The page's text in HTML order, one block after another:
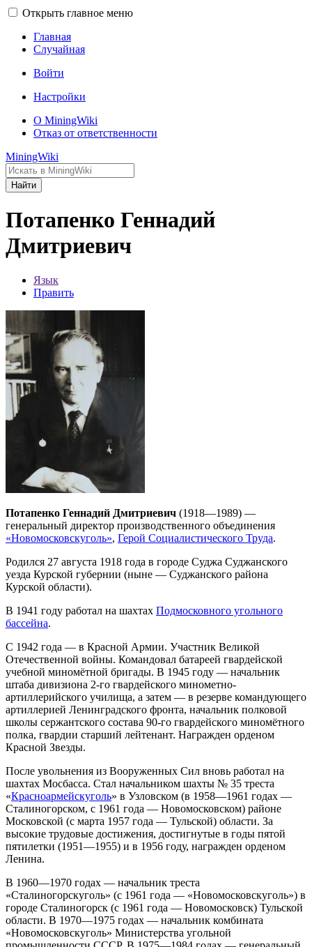
Открыть главное меню
Главная
Случайная
Войти
Настройки
О MiningWiki
Отказ от ответственности
MiningWiki
Найти
Потапенко Геннадий
Дмитриевич
Язык
Править
Потапенко Геннадий Дмитриевич (1918—1989) —
генеральный директор производственного объединения
«Новомосковскуголь», Герой Социалистического Труда.
Родился 27 августа 1918 года в городе Суджа Суджанского
уезда Курской губернии (ныне — Суджанского района
Курской области).
В 1941 году работал на шахтах Подмосковного угольного
бассейна.
С 1942 года — в Красной Армии. Участник Великой
Отечественной войны. Командовал батареей гвардейской
учебной миномётной бригады. В 1945 году — начальник
штаба дивизиона 2-го гвардейского минометно-
артиллерийского училища, а затем — в резерве командующего
артиллерией Ленинградского фронта, начальник полковой
школы сержантского состава 90-го гвардейского миномётного
полка, гвардии старший лейтенант. Награжден орденом
Красной Звезды.
После увольнения из Вооруженных Сил вновь работал на
шахтах Мосбасса. Стал начальником шахты № 35 треста
«Красноармейскуголь» в Узловском (в 1958—1961 годах —
Сталиногорском, с 1961 года — Новомосковском) районе
Московской (с марта 1957 года — Тульской) области. За
высокие трудовые достижения, достигнутые в годы пятой
пятилетки (1951—1955) и в 1956 году, награжден орденом
Ленина.
В 1960—1970 годах — начальник треста
«Сталиногорскуголь» (с 1961 года — «Новомосковскуголь») в
городе Сталиногорск (с 1961 года — Новомосковск) Тульской
области. В 1970—1975 годах — начальник комбината
«Новомосковскуголь» Министерства угольной